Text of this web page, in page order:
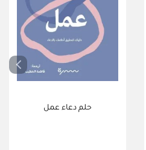
حلم دعاء عمل